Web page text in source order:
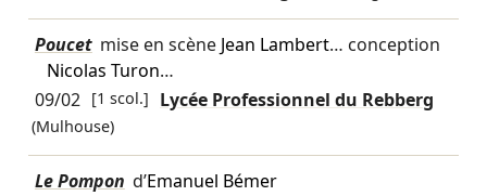
Poucet mise en scène Jean Lambert… conception
Nicolas Turon…
09/02 [1 scol.] Lycée Professionnel du Rebberg
(Mulhouse)
Le Pompon d’Emanuel Bémer